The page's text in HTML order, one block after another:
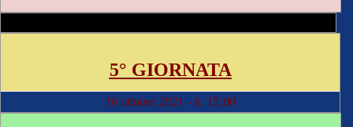
5° GIORNATA
16 ottobre 2021 - h. 15:00